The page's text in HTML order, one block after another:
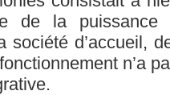
la puissance
société d’accueil,
n’a